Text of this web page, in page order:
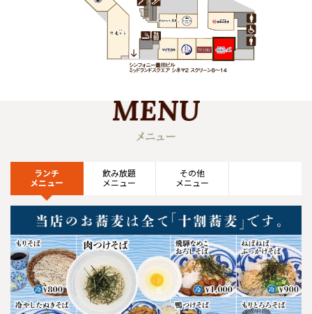
ランチ
メニュー
飲み放題
メニュー
その他
メニュー